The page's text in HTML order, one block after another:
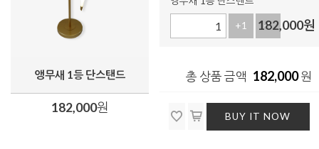
앵무새 1등 단스탠드
182,000원
+1 -1
182,000원
총 상품 금액 182,000원
BUY IT NOW